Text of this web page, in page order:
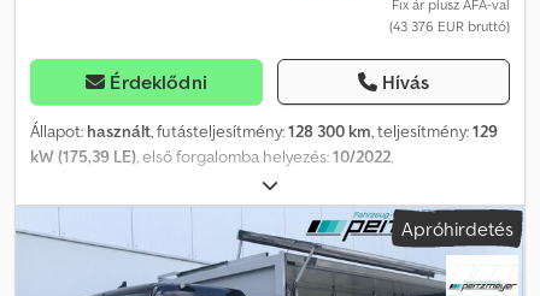
Fix ár plusz ÁFA-val
(43 376 EUR bruttó)
Érdeklődni Hívás
Állapot: használt, futásteljesítmény:128 300 km, teljesítmény:129
kW (175,39 LE), első forgalomba helyezés:10/2022,
, össztömeg:
hajtástípus:mechanikai, kibocsátási osztály:Euro 6, felfüggesztés:
acél, Felszereltség:
koromszűrő, légkondicionálás, légzsák,
, 581 Automata klímaberendezés, F62 Fűthető
visszapillantó tükrök, IH9 Tengelytáv: 4300 mm, MD9 Tempomat,
Apróhirdetés